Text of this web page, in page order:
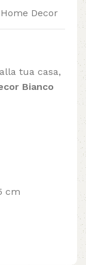
Decor
tua casa,
Bianco
cm